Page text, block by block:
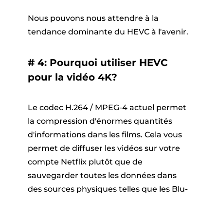
Nous pouvons nous attendre à la
tendance dominante du HEVC à l'avenir.
# 4: Pourquoi utiliser HEVC
pour la vidéo 4K?
Le codec H.264 / MPEG-4 actuel permet
la compression d'énormes quantités
d'informations dans les films. Cela vous
permet de diffuser les vidéos sur votre
compte Netflix plutôt que de
sauvegarder toutes les données dans
des sources physiques telles que les Blu-